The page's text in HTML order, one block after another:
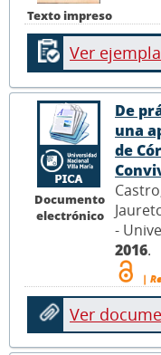
Texto impreso
Ver
Documento
electrónico
De
una
de
-
2016.
|
Ver